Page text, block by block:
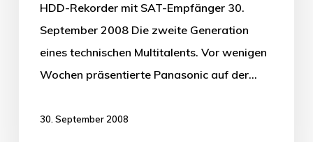
HDD-Rekorder mit SAT-Empfänger 30.
September 2008 Die zweite Generation
eines technischen Multitalents. Vor wenigen
Wochen präsentierte Panasonic auf der…
30. September 2008